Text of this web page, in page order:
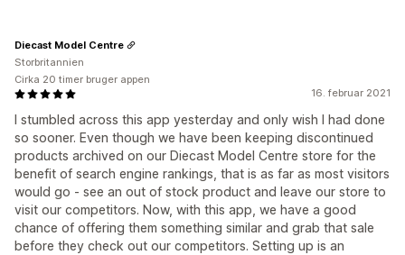
16. februar 2021
I stumbled across this app yesterday and only wish I had done
so sooner. Even though we have been keeping discontinued
products archived on our Diecast Model Centre store for the
benefit of search engine rankings, that is as far as most visitors
would go - see an out of stock product and leave our store to
visit our competitors. Now, with this app, we have a good
chance of offering them something similar and grab that sale
before they check out our competitors. Setting up is an
Diecast Model Centre
Storbritannien
Cirka 20 timer bruger appen